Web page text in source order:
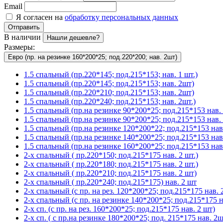
Email
Я согласен на обработку персональных данных
Отправить
В наличии Нашли дешевле?
Размеры:
Евро (пр. на резинке 160*200*25; под.220*200; нав. 2шт)
1.5 спальный (пр.220*145; под.215*153; нав. 1 шт.)
1.5 спальный (пр.220*145; под.215*153; нав. 2шт)
1.5 спальный (пр.220*210; под.215*153; нав. 2шт)
1.5 спальный (пр.220*240; под.215*153; нав. 2шт.)
1.5 спальный (пр.на резинке 90*200*25; под.215*153
1.5 спальный (пр.на резинке 90*200*25; под.215*153
1.5 спальный (пр.на резинке 120*200*22; под.215*153
1.5 спальный (пр.на резинке 140*200*25; под.215*153
1.5 спальный (пр.на резинке 160*200*25; под.215*153
2-х спальный ( пр.220*150; под.215*175 нав. 2 шт.)
2-х спальный ( пр.220*180; под.215*175 нав. 2 шт.)
2-х спальный ( пр.220*210; под.215*175 нав. 2 шт)
2-х спальный ( пр.220*240; под.215*175) нав. 2 шт
2-х спальный (с пр. на рез. 120*200*25; под.215*175 нав.
2-х спальный (с пр. на резинке 140*200*25; под.215*175
2-х сп. (с пр. на рез. 160*200*25; под.215*175 нав. 2 шт)
2-х сп. ( с пр.на резинке 180*200*25; под. 215*175 нав.